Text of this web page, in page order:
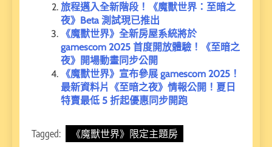
旅程邁入全新階段！《魔獸世界：至暗之
夜》Beta 測試現已推出
《魔獸世界》全新房屋系統將於
gamescom 2025 首度開放體驗！《至暗之
夜》開場動畫同步公開
《魔獸世界》宣布參展 gamescom 2025！
最新資料片《至暗之夜》情報公開！夏日
特賣最低 5 折起優惠同步開跑
Tagged:
《魔獸世界》限定主題房